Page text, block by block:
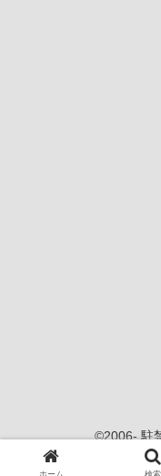
©2006- 駐
当サイトの内容、
ホーム 検索